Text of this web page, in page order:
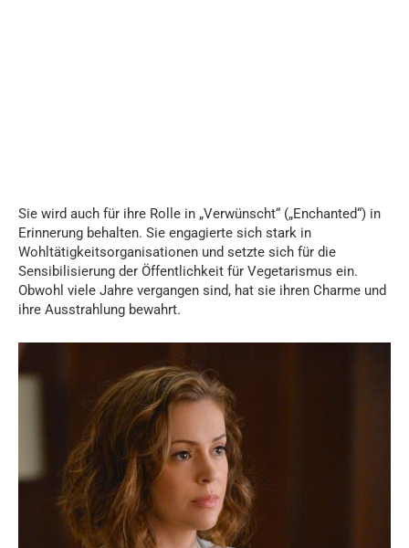
Sie wird auch für ihre Rolle in „Verwünscht“ („Enchanted“) in
Erinnerung behalten. Sie engagierte sich stark in
Wohltätigkeitsorganisationen und setzte sich für die
Sensibilisierung der Öffentlichkeit für Vegetarismus ein.
Obwohl viele Jahre vergangen sind, hat sie ihren Charme und
ihre Ausstrahlung bewahrt.